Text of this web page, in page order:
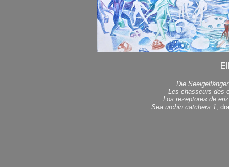
Die
Les chasseurs des
Los rezeptores de
Sea urchin catchers 1,